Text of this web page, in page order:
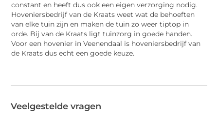
constant en heeft dus ook een eigen verzorging nodig.
Hoveniersbedrijf van de Kraats weet wat de behoeften
van elke tuin zijn en maken de tuin zo weer tiptop in
orde. Bij van de Kraats ligt tuinzorg in goede handen.
Voor een hovenier in Veenendaal is hoveniersbedrijf van
de Kraats dus echt een goede keuze.
Veelgestelde vragen